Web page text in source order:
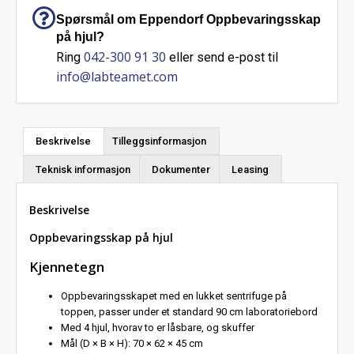
Spørsmål om Eppendorf Oppbevaringsskap
på hjul?
Ring 042-300 91 30 eller send e-post til
info@labteamet.com
Beskrivelse Tilleggsinformasjon
Teknisk informasjon Dokumenter Leasing
Beskrivelse
Oppbevaringsskap på hjul
Kjennetegn
Oppbevaringsskapet med en lukket sentrifuge på
toppen, passer under et standard 90 cm laboratoriebord
Med 4 hjul, hvorav to er låsbare, og skuffer
Mål (D × B × H): 70 × 62 × 45 cm